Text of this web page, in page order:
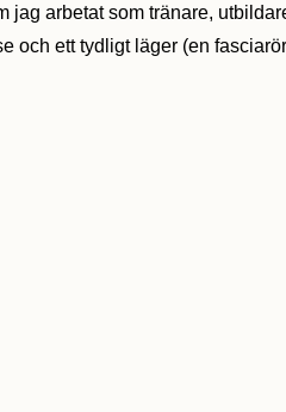
arbetat som tränare,
och ett tydligt läger (en